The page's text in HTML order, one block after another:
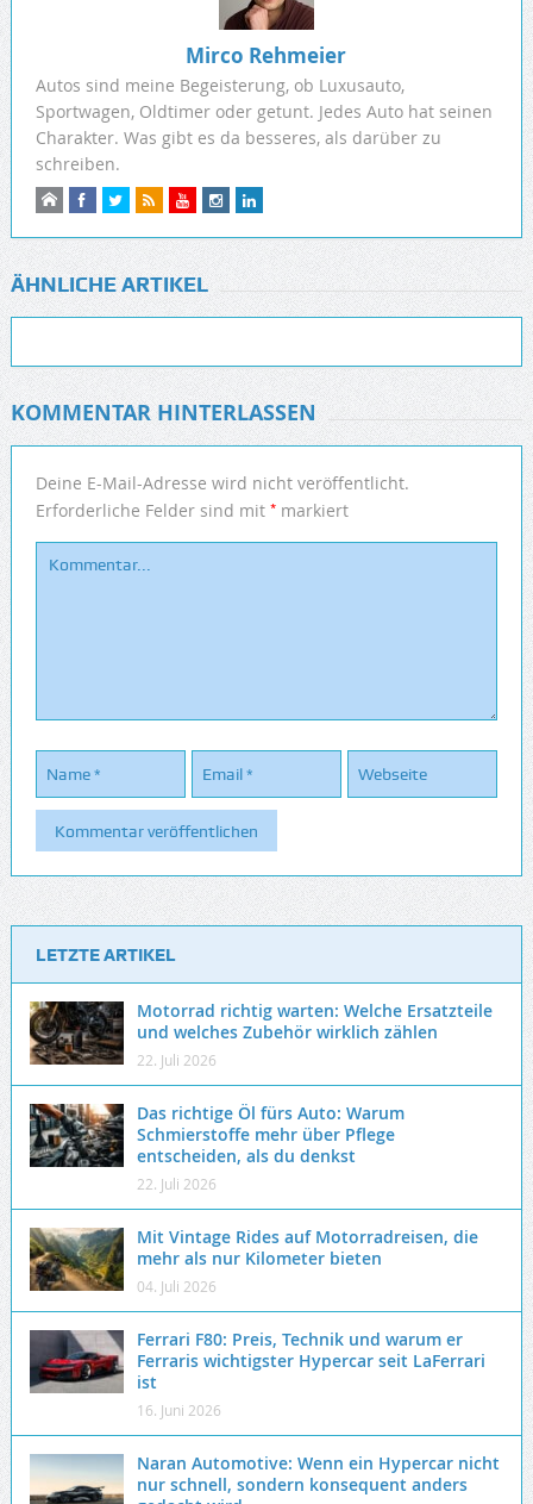
Mirco Rehmeier
Autos sind meine Begeisterung, ob Luxusauto,
Sportwagen, Oldtimer oder getunt. Jedes Auto hat seinen
Charakter. Was gibt es da besseres, als darüber zu
schreiben.
ÄHNLICHE ARTIKEL
KOMMENTAR HINTERLASSEN
Deine E-Mail-Adresse wird nicht veröffentlicht.
Erforderliche Felder sind mit *markiert
LETZTE ARTIKEL
Motorrad richtig warten: Welche Ersatzteile
und welches Zubehör wirklich zählen
22. Juli 2026
Das richtige Öl fürs Auto: Warum
Schmierstoffe mehr über Pflege
entscheiden, als du denkst
22. Juli 2026
Mit Vintage Rides auf Motorradreisen, die
mehr als nur Kilometer bieten
04. Juli 2026
Ferrari F80: Preis, Technik und warum er
Ferraris wichtigster Hypercar seit LaFerrari
ist
16. Juni 2026
Naran Automotive: Wenn ein Hypercar nicht
nur schnell, sondern konsequent anders